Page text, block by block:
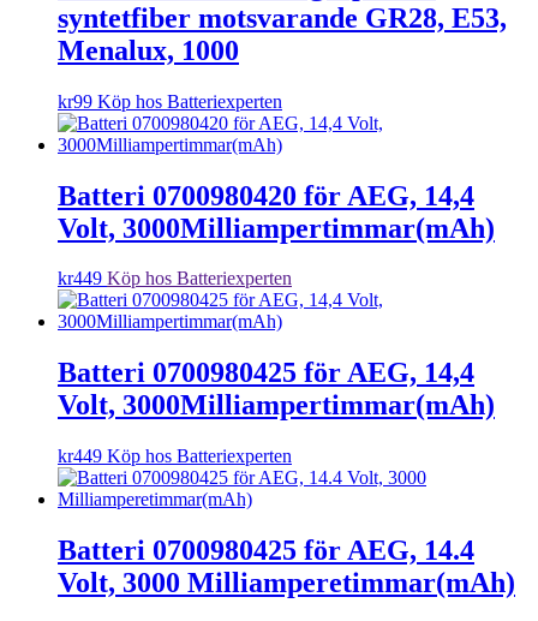
syntetfiber motsvarande GR28, E53,
Menalux, 1000
kr99 Köp hos Batteriexperten
Batteri 0700980420 för AEG, 14,4
Volt, 3000Milliampertimmar(mAh)
kr449 Köp hos Batteriexperten
Batteri 0700980425 för AEG, 14,4
Volt, 3000Milliampertimmar(mAh)
kr449 Köp hos Batteriexperten
Batteri 0700980425 för AEG, 14.4
Volt, 3000 Milliamperetimmar(mAh)